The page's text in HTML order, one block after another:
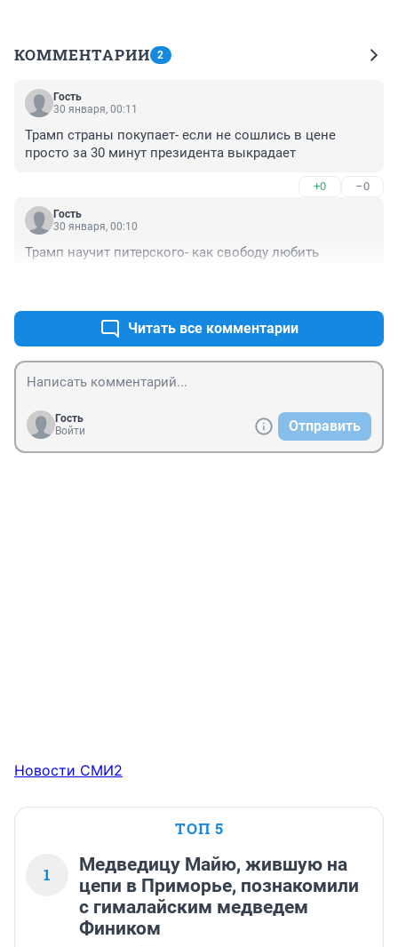
КОММЕНТАРИИ 2
Гость
30 января, 00:11
Трамп страны покупает- если не сошлись в цене
просто за 30 минут президента выкрадает
+0 –0
Гость
30 января, 00:10
Трамп научит питерского- как свободу любить
Читать все комментарии
Гость
Войти
Отправить
Новости СМИ2
ТОП 5
1
Медведицу Майю, жившую на
цепи в Приморье, познакомили
с гималайским медведем
Фиником